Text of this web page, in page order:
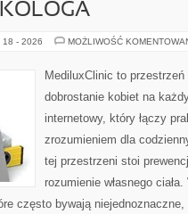
18 - 2026 MOŻLIWOŚĆ
MediluxClinic to
dobrostanie kobiet na
internetowy, który łączy
zrozumieniem dla
tej przestrzeni stoi
rozumienie własnego
często bywają